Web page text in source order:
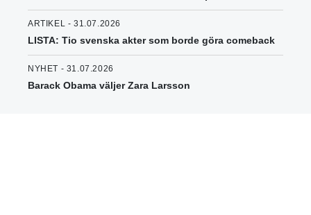
ARTIKEL - 31.07.2026
LISTA: Tio svenska akter som borde göra comeback
NYHET - 31.07.2026
Barack Obama väljer Zara Larsson